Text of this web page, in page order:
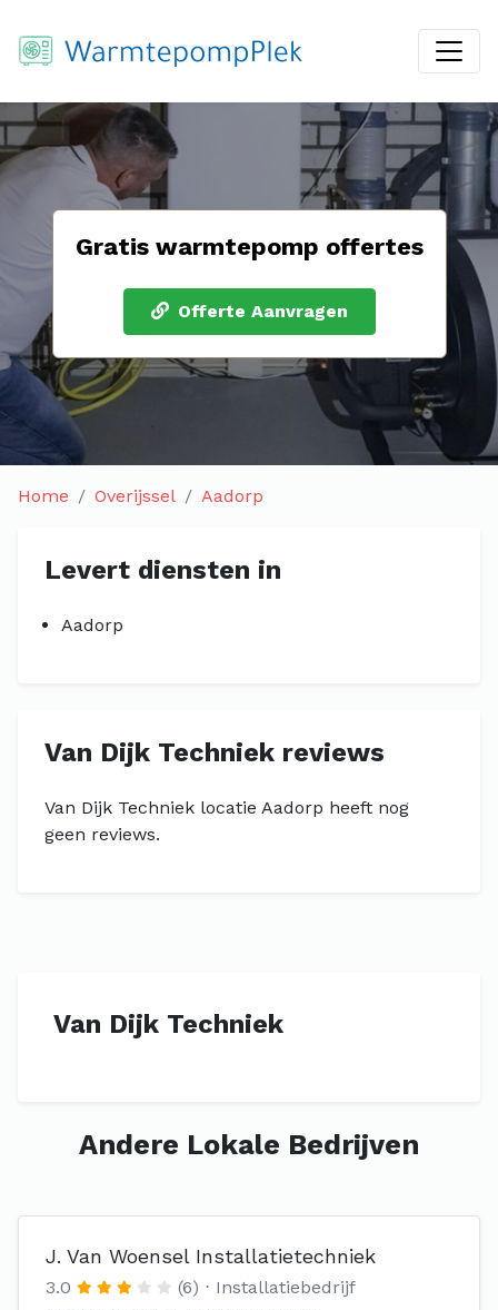
Gratis warmtepomp offertes
Offerte Aanvragen
Home Overijssel Aadorp
Levert diensten in
Aadorp
Van Dijk Techniek reviews
Van Dijk Techniek locatie Aadorp heeft nog
geen reviews.
Van Dijk Techniek
Andere Lokale Bedrijven
J. Van Woensel Installatietechniek
3.0 (6) Installatiebedrijf